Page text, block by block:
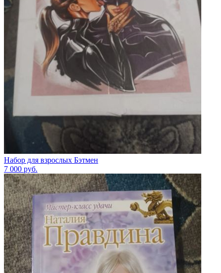
Набор для взрослых Бэтмен
7 000 руб.